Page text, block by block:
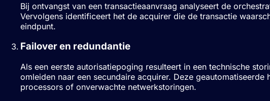
Bij ontvangst van een transactieaanvraag analyseert de
Vervolgens identificeert het de acquirer die de transactie
eindpunt.
Failover en redundantie
Als een eerste autorisatiepoging resulteert in een technische
omleiden naar een secundaire acquirer. Deze
processors of onverwachte netwerkstoringen.